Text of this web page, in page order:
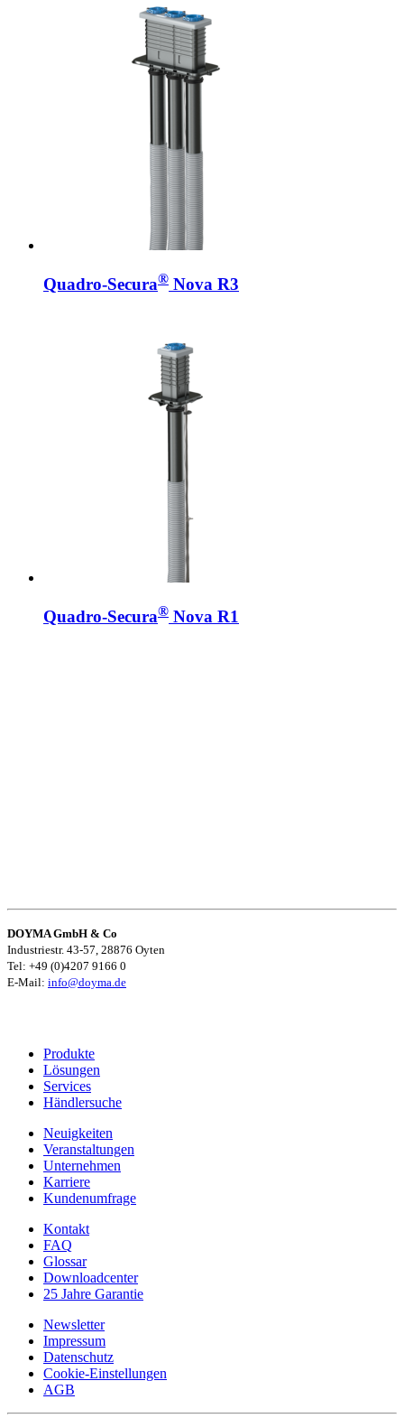
Quadro-Secura® Nova R3
Quadro-Secura® Nova R1
DOYMA GmbH & Co
Industriestr. 43-57, 28876 Oyten
Tel: +49 (0)4207 9166 0
E-Mail: info@doyma.de
Produkte
Lösungen
Services
Händlersuche
Neuigkeiten
Veranstaltungen
Unternehmen
Karriere
Kundenumfrage
Kontakt
FAQ
Glossar
Downloadcenter
25 Jahre Garantie
Newsletter
Impressum
Datenschutz
Cookie-Einstellungen
AGB